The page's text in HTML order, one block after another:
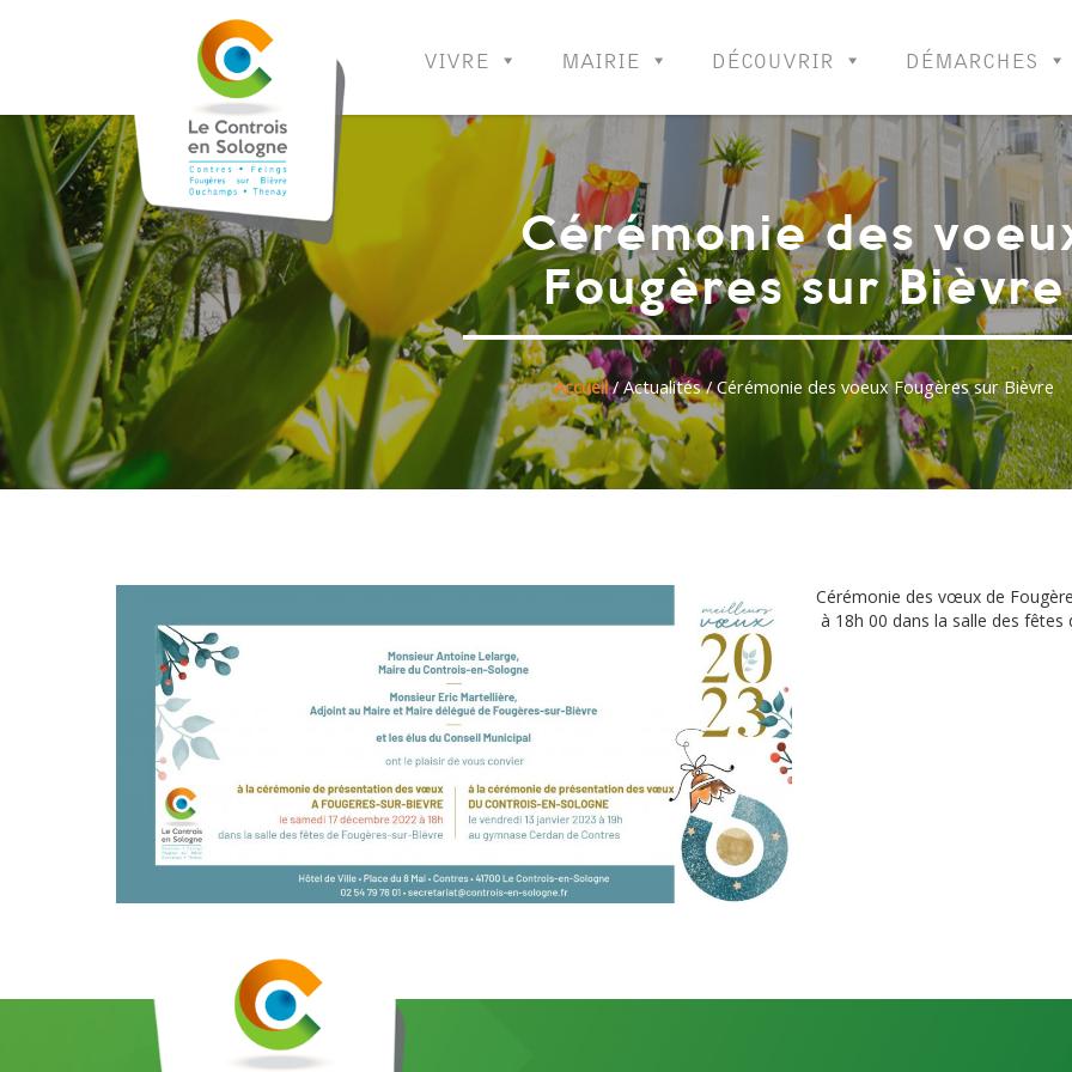
VIVRE MAIRIE DÉCOUVRIR DÉMARCHES
Cérémonie des
Fougères sur Bièvre
Accueil/Actualités/ Cérémonie des voeux Fougères sur Bièvre
Cérémonie des vœux de
à 18h 00 dans la salle des fêtes